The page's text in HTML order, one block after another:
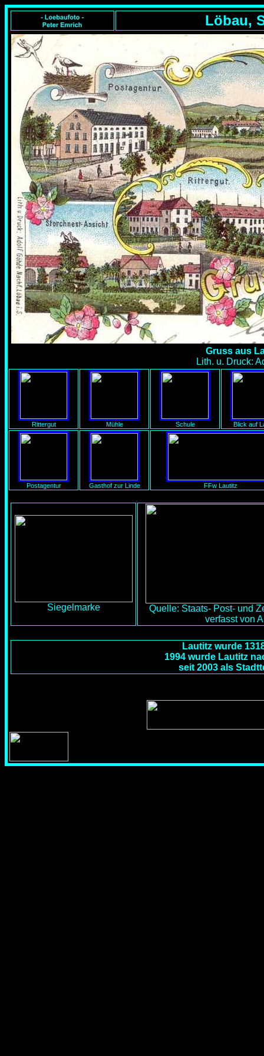
Löbau,
Gruss aus
Lith. u. Druck:
Rittergut Mühle Schule Blick auf
Postagentur Gasthof zur Linde FFw Lautitz
Siegelmarke
Quelle: Staats- Post- und
verfasst von
Lautitz wurde
1994 wurde Lautitz
seit 2003 als